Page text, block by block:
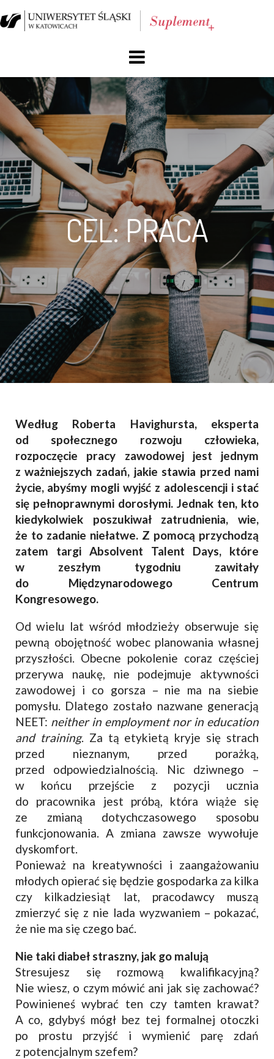
O nas
Blog
Archiwum
Reklama
Facebook
Kontakt
CEL: PRACA
Według Roberta Havighursta, eksperta
od społecznego rozwoju człowieka,
rozpoczęcie pracy zawodowej jest jednym
z ważniejszych zadań, jakie stawia przed nami
życie, abyśmy mogli wyjść z adolescencji i stać
się pełnoprawnymi dorosłymi. Jednak ten, kto
kiedykolwiek poszukiwał zatrudnienia, wie,
że to zadanie niełatwe. Z pomocą przychodzą
zatem targi Absolvent Talent Days, które
w zeszłym tygodniu zawitały
do Międzynarodowego Centrum
Kongresowego.
Od wielu lat wśród młodzieży obserwuje się
pewną obojętność wobec planowania własnej
przyszłości. Obecne pokolenie coraz częściej
przerywa naukę, nie podejmuje aktywności
zawodowej i co gorsza – nie ma na siebie
pomysłu. Dlatego zostało nazwane generacją
NEET: neither in employment nor in education
and training. Za tą etykietą kryje się strach
przed nieznanym, przed porażką,
przed odpowiedzialnością. Nic dziwnego –
w końcu przejście z pozycji ucznia
do pracownika jest próbą, która wiąże się
ze zmianą dotychczasowego sposobu
funkcjonowania. A zmiana zawsze wywołuje
dyskomfort.
Ponieważ na kreatywności i zaangażowaniu
młodych opierać się będzie gospodarka za kilka
czy kilkadziesiąt lat, pracodawcy muszą
zmierzyć się z nie lada wyzwaniem – pokazać,
że nie ma się czego bać.
Nie taki diabeł straszny, jak go malują
Stresujesz się rozmową kwalifikacyjną?
Nie wiesz, o czym mówić ani jak się zachować?
Powinieneś wybrać ten czy tamten krawat?
A co, gdybyś mógł bez tej formalnej otoczki
po prostu przyjść i wymienić parę zdań
z potencjalnym szefem?